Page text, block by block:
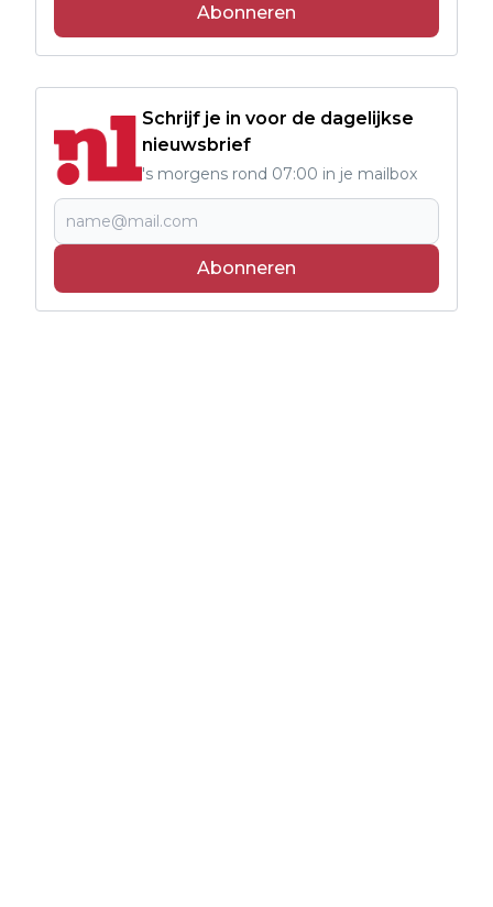
Abonneren
Schrijf je in voor de dagelijkse
nieuwsbrief
's morgens rond 07:00 in je mailbox
Abonneren